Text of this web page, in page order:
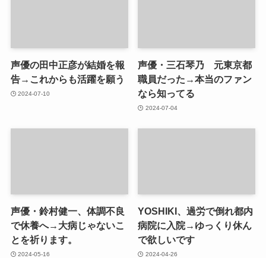
声優の田中正彦が結婚を報
告→これからも活躍を願う
2024-07-10
声優・三石琴乃 元東京都
職員だった→本当のファン
なら知ってる
2024-07-04
声優・鈴村健一、体調不良
で休養へ→大病じゃないこ
とを祈ります。
2024-05-16
YOSHIKI、過労で倒れ都内
病院に入院→ゆっくり休ん
で欲しいです
2024-04-26